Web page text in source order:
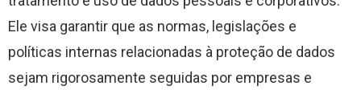
Ele visa garantir que as normas, legislações e
políticas internas relacionadas à proteção de dados
sejam rigorosamente seguidas por empresas e